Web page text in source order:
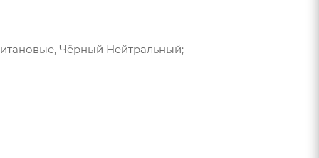
Чёрный Нейтральный;